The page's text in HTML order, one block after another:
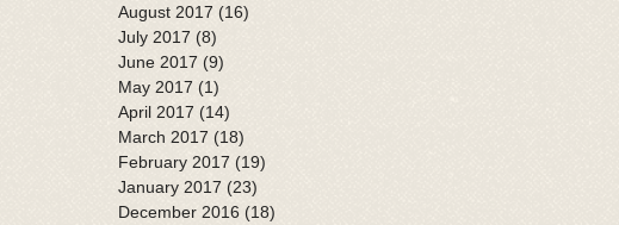
August 2017 (16)
July 2017 (8)
June 2017 (9)
May 2017 (1)
April 2017 (14)
March 2017 (18)
February 2017 (19)
January 2017 (23)
December 2016 (18)